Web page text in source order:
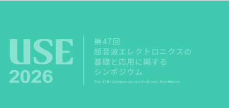
第47回
超音波エレクトロニクスの
基礎と応用に関する
シンポジウム
The 47th Symposium on UltraSonic Electronics